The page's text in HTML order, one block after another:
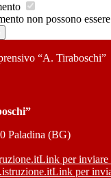
non possono
“A. Tiraboschi”
Paladina (BG)
Link per inviare
Link per